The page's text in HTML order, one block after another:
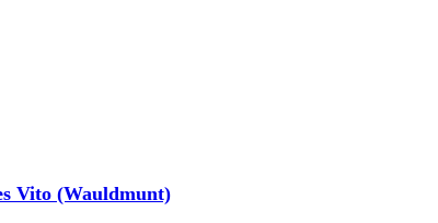
Vito (Wauldmunt)